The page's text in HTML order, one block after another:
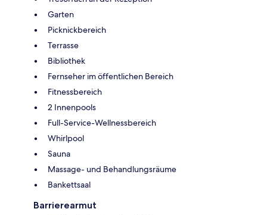
Garten
Picknickbereich
Terrasse
Bibliothek
Fernseher im öffentlichen Bereich
Fitnessbereich
2 Innenpools
Full-Service-Wellnessbereich
Whirlpool
Sauna
Massage- und Behandlungsräume
Bankettsaal
Barrierearmut